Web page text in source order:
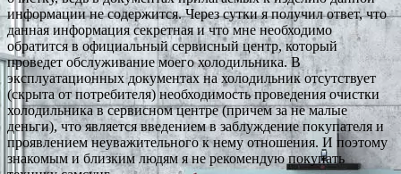
информации не содержится. Через сутки я получил ответ, что
данная информация секретная и что мне необходимо
обратится в официальный сервисный центр, который
проведет обслуживание моего холодильника. В
эксплуатационных документах на холодильник отсутствует
(скрыта от потребителя) необходимость проведения очистки
холодильника в сервисном центре (причем за не малые
деньги), что является введением в заблуждение покупателя и
проявлением неуважительного к нему отношения. И поэтому
знакомым и близким людям я не рекомендую покупать